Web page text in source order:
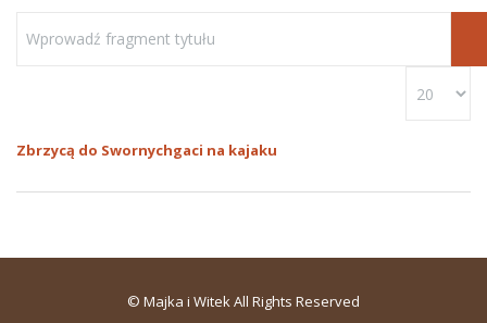
Zbrzycą do Swornychgaci na kajaku
© Majka i Witek All Rights Reserved